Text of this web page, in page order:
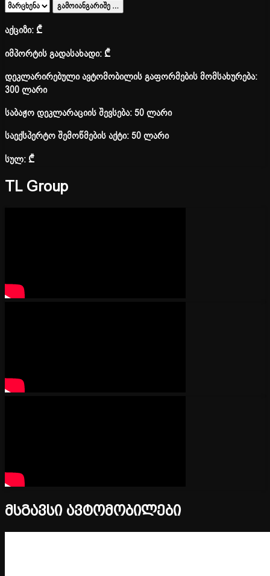
გამოიანგარიშე …
აქციზი:₾
იმპორტის გადასახადი:₾
დეკლარირებული ავტომობილის გაფორმების მომსახურება:
300 ლარი
საბაჟო დეკლარაციის შევსება: 50 ლარი
საექსპერტო შემოწმების აქტი: 50 ლარი
სულ:₾
TL Group
მსგავსი ავტომობილები